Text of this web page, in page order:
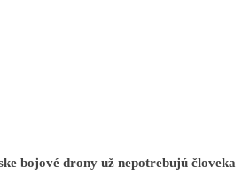
bojové drony už nepotrebujú človeka